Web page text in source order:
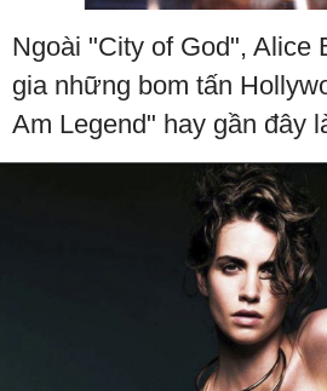
Ngoài "City of God", Alice
gia những bom tấn
Am Legend" hay gần đây